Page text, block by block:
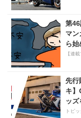
第
マン
ら
先行
キ】
ッズ
トピッ